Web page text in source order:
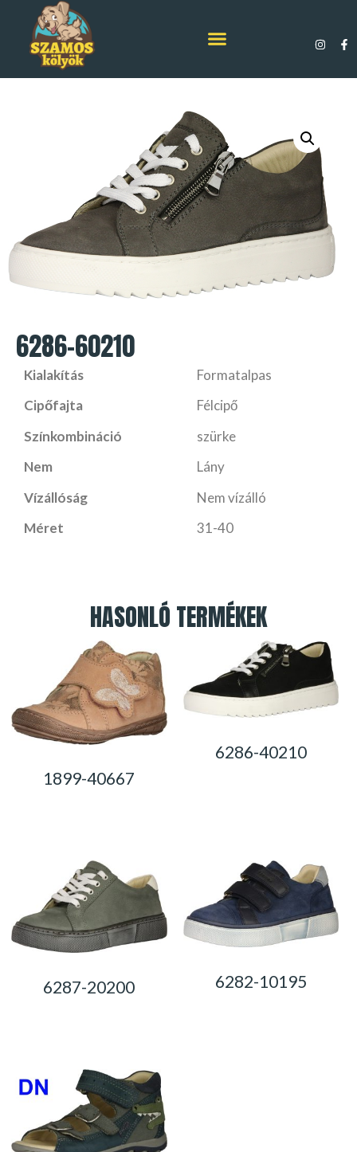
6286-60210
Kialakítás
Formatalpas
Cipőfajta
Félcipő
Színkombináció
szürke
Nem
Lány
Vízállóság
Nem vízálló
Méret
31-40
HASONLÓ TERMÉKEK
1899-40667
6286-40210
6287-20200 6282-10195